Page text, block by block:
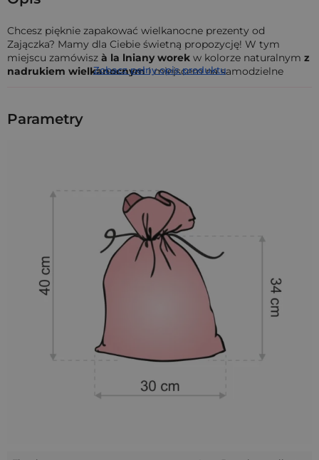
Chcesz pięknie zapakować wielkanocne prezenty od
Zajączka? Mamy dla Ciebie świetną propozycję! W tym
miejscu zamówisz à la lniany worek w kolorze naturalnym z
nadrukiem wielkanocnymi miejscem na samodzielne
odręcznie podpisać prezent, wpisując imię osoby
obdarowywanej. Tylko tutaj kupisz znajdziesz
wielkanocne
Oferowany w tym miejscu worekma wymiary
Ta materiałowa torebka z tkaniny o wyglądzie lnu w kolorze
naturalnym posiada ściągacz zpodwójnym sznurkiem
bawełnianym
o ozdobnym splocie.Ściągacz ze sznurkiem
umożliwia szybkie i wygodne zamykanie opakowania. W
swoją lnianopodobną torbę bez trudu zapakujesz różnego
rodzajuprezenty na Wielkanoc
, także te o
niestandardowym, nieregularnym kształcie.
Wielofunkcyjny worek à la lniany - nie tylko na
prezenty
Prezentowany w tym miejscu worek z materiału
przypominającego lendoskonale sprawdzi się jako stylowa
Zobacz pełny opis produktu
Parametry